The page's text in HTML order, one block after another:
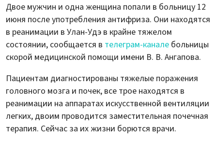
Двое мужчин и одна женщина попали в больницу 12
июня после употребления антифриза. Они находятся
в реанимации в Улан-Удэ в крайне тяжелом
состоянии, сообщается в телеграм-канале больницы
скорой медицинской помощи имени В. В. Ангапова.
Пациентам диагностированы тяжелые поражения
головного мозга и почек, все трое находятся в
реанимации на аппаратах искусственной вентиляции
легких, двоим проводится заместительная почечная
терапия. Сейчас за их жизни борются врачи.